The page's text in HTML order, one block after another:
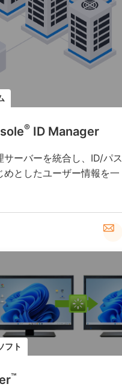
® ID Manager
サーバーを統合し、ID/パス
めとしたユーザー情報を一
フト
™